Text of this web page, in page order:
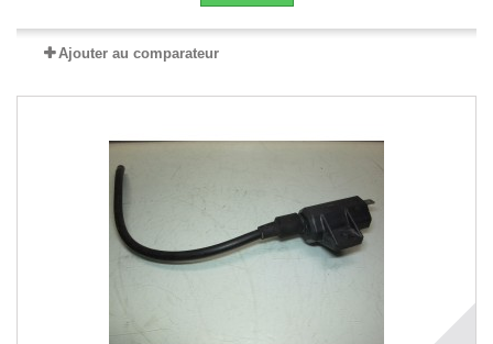
Ajouter au comparateur